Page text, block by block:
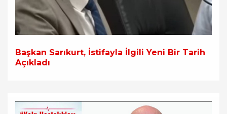
Başkan Sarıkurt, İstifayla İlgili Yeni Bir Tarih
Açıkladı